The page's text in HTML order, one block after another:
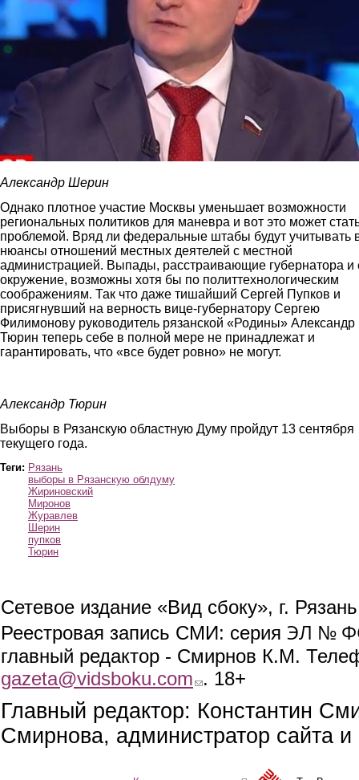
Александр Шерин
Однако плотное участие Москвы уменьшает возможности
региональных политиков для маневра и вот это может
проблемой. Вряд ли федеральные штабы будут учитывать
нюансы отношений местных деятелей с местной
администрацией. Выпады, расстраивающие губернатора и
окружение, возможны хотя бы по политтехнологическим
соображениям. Так что даже тишайший Сергей Пупков и
присягнувший на верность вице-губернатору Сергею
Филимонову руководитель рязанской «Родины» Александр
Тюрин теперь себе в полной мере не принадлежат и
гарантировать, что «все будет ровно» не могут.
Александр Тюрин
Выборы в Рязанскую областную Думу пройдут 13 сентября
текущего года.
Теги: Рязань
выборы в Рязанскую облдуму
Жириновский
Миронов
Журавлев
Шерин
пупков
Тюрин
Сетевое издание «Вид сбоку», г.
Реестровая запись СМИ: серия ЭЛ №
главный редактор - Смирнов К.М.
gazeta@vidsboku.com (link sends e-mail)
. 18+
Главный редактор: Константин
Смирнова, администратор сайта